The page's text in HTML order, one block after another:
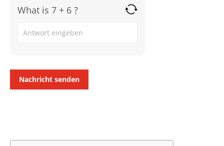
What is 7 + 6 ?
for
6